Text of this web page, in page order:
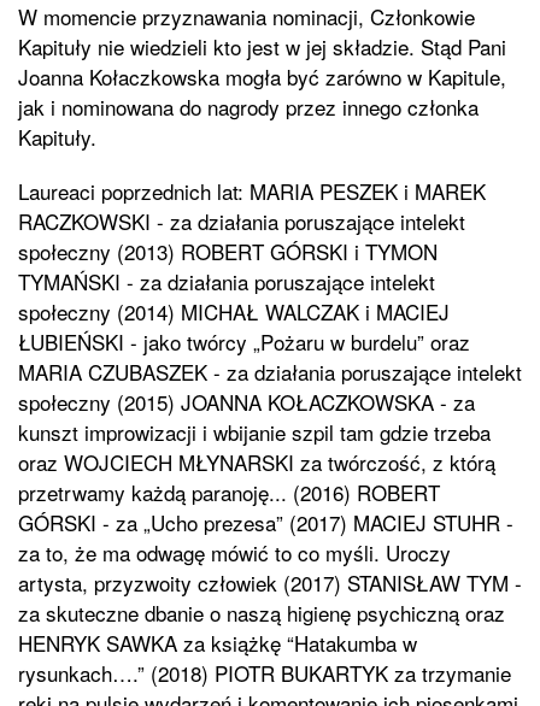
W momencie przyznawania nominacji, Członkowie
Kapituły nie wiedzieli kto jest w jej składzie. Stąd Pani
Joanna Kołaczkowska mogła być zarówno w Kapitule,
jak i nominowana do nagrody przez innego członka
Kapituły.
Laureaci poprzednich lat: MARIA PESZEK i MAREK
RACZKOWSKI - za działania poruszające intelekt
społeczny (2013) ROBERT GÓRSKI i TYMON
TYMAŃSKI - za działania poruszające intelekt
społeczny (2014) MICHAŁ WALCZAK i MACIEJ
ŁUBIEŃSKI - jako twórcy „Pożaru w burdelu” oraz
MARIA CZUBASZEK - za działania poruszające intelekt
społeczny (2015) JOANNA KOŁACZKOWSKA - za
kunszt improwizacji i wbijanie szpil tam gdzie trzeba
oraz WOJCIECH MŁYNARSKI za twórczość, z którą
przetrwamy każdą paranoję... (2016) ROBERT
GÓRSKI - za „Ucho prezesa” (2017) MACIEJ STUHR -
za to, że ma odwagę mówić to co myśli. Uroczy
artysta, przyzwoity człowiek (2017) STANISŁAW TYM -
za skuteczne dbanie o naszą higienę psychiczną oraz
HENRYK SAWKA za książkę “Hatakumba w
rysunkach….” (2018) PIOTR BUKARTYK za trzymanie